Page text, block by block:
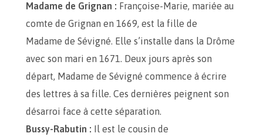
Madame de Grignan : Françoise-Marie, mariée au
comte de Grignan en 1669, est la fille de
Madame de Sévigné. Elle s’installe dans la Drôme
avec son mari en 1671. Deux jours après son
départ, Madame de Sévigné commence à écrire
des lettres à sa fille. Ces dernières peignent son
désarroi face à cette séparation.
Bussy-Rabutin : Il est le cousin de